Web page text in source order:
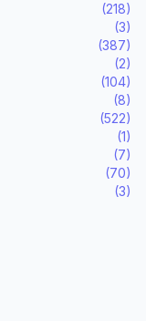
(218)
(3)
(387)
(2)
(104)
(8)
(522)
(1)
(7)
(70)
(3)